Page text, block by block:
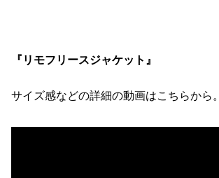
『リモフリースジャケット』
サイズ感などの詳細の動画はこちらから。